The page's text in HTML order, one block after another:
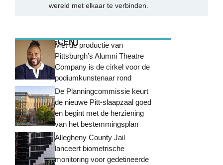
wereld met elkaar te verbinden.
MEEST RECENTMet de productie van
Pittsburgh’s Alumni Theatre
Company is de cirkel voor de
podiumkunstenaar rond
De Planningcommissie keurt
de nieuwe Pitt-slaapzaal goed
en begint met de herziening
van het bestemmingsplan
Allegheny County Jail
lanceert biometrische
monitoring voor gedetineerde